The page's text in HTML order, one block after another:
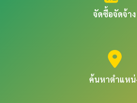
จัดซื้อจัดจ้าง
ค้นหาตำแหน่